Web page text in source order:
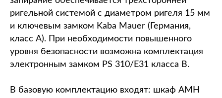
ригельной системой с диаметром ригеля 15 мм
и ключевым замком Kaba Mauer (Германия,
класс A). При необходимости повышенного
уровня безопасности возможна комплектация
электронным замком PS 310/E31 класса B.
В базовую комплектацию входят: шкаф AMH